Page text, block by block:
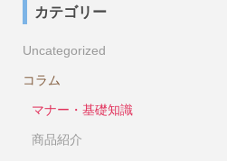
カテゴリー
Uncategorized
コラム
マナー・基礎知識
商品紹介